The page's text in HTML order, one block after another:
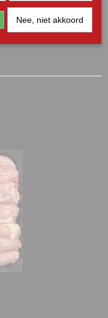
in de frituurpan, oven of
Nee, niet akkoord